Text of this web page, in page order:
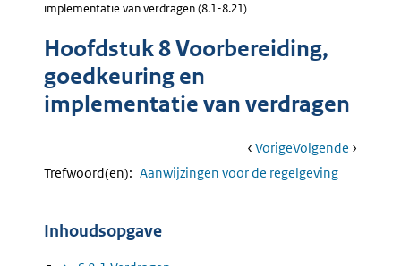
implementatie van verdragen (8.1-8.21)
Hoofdstuk 8 Voorbereiding,
goedkeuring en
implementatie van verdragen
Book
Navigation
Ga
Naar
VorigePagina:
Aanwijzing
7.26
Ga
Naar
Volgende Pagina:
Trefwoord(en): Aanwijzingen voor de regelgeving
Inhoudsopgave